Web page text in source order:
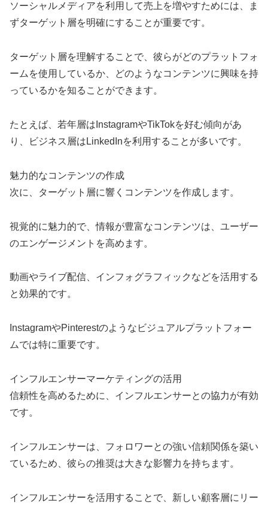
ソーシャルメディアを利用して売上を増やすためには、ま
ずターゲット層を明確にすることが重要です。
ターゲット層を理解することで、彼らがどのプラットフォ
ームを使用しているか、どのようなコンテンツに興味を持
っているかを知ることができます。
たとえば、若年層はInstagramやTikTokを好む傾向があ
り、ビジネス層はLinkedInを利用することが多いです。
魅力的なコンテンツの作成
次に、ターゲット層に響くコンテンツを作成します。
視覚的に魅力的で、情報が豊富なコンテンツは、ユーザー
のエンゲージメントを高めます。
動画やライブ配信、インフォグラフィックなどを活用する
と効果的です。
InstagramやPinterestのようなビジュアルプラットフォー
ムでは特に重要です。
インフルエンサーマーケティングの活用
信頼性を高めるために、インフルエンサーとの協力が有効
です。
インフルエンサーは、フォロワーとの強い信頼関係を築い
ているため、彼らの推奨は大きな影響力を持ちます。
インフルエンサーを活用することで、新しい顧客層にリー